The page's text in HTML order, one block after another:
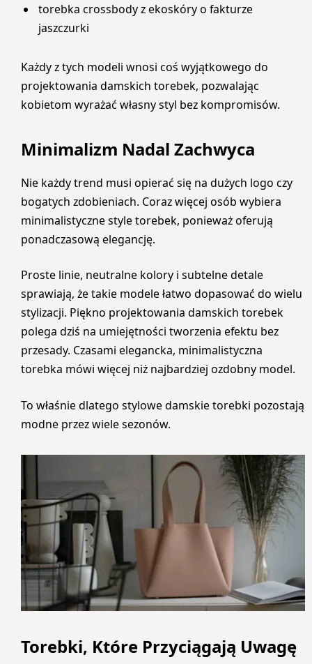
torebka crossbody z ekoskóry o fakturze
jaszczurki
Każdy z tych modeli wnosi coś wyjątkowego do
projektowania damskich torebek, pozwalając
kobietom wyrażać własny styl bez kompromisów.
Minimalizm Nadal Zachwyca
Nie każdy trend musi opierać się na dużych logo czy
bogatych zdobieniach. Coraz więcej osób wybiera
minimalistyczne style torebek, ponieważ oferują
ponadczasową elegancję.
Proste linie, neutralne kolory i subtelne detale
sprawiają, że takie modele łatwo dopasować do wielu
stylizacji. Piękno projektowania damskich torebek
polega dziś na umiejętności tworzenia efektu bez
przesady. Czasami elegancka, minimalistyczna
torebka mówi więcej niż najbardziej ozdobny model.
To właśnie dlatego stylowe damskie torebki pozostają
modne przez wiele sezonów.
Torebki, Które Przyciągają Uwagę